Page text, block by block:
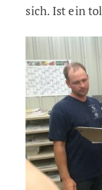
sich. Ist ein